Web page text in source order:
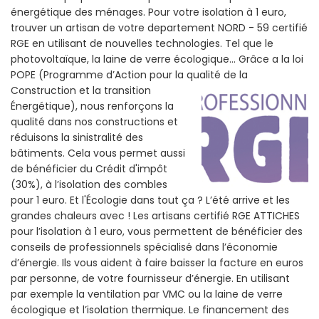
énergétique des ménages. Pour votre isolation à 1 euro,
trouver un artisan de votre departement NORD - 59 certifié
RGE en utilisant de nouvelles technologies. Tel que le
photovoltaïque, la laine de verre écologique... Grâce a la loi
POPE (Programme d’Action pour la qualité de la
Construction et la transition
Énergétique), nous renforçons la
qualité dans nos constructions et
réduisons la sinistralité des
bâtiments. Cela vous permet aussi
de bénéficier du Crédit d'impôt
(30%), à l’isolation des combles
pour 1 euro. Et l'Écologie dans tout ça ? L’été arrive et les
grandes chaleurs avec ! Les artisans certifié RGE ATTICHES
pour l’isolation à 1 euro, vous permettent de bénéficier des
conseils de professionnels spécialisé dans l’économie
d’énergie. Ils vous aident à faire baisser la facture en euros
par personne, de votre fournisseur d’énergie. En utilisant
par exemple la ventilation par VMC ou la laine de verre
écologique et l’isolation thermique. Le financement des